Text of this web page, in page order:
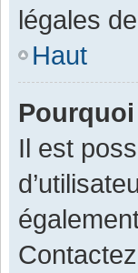
légales
Haut
Il est